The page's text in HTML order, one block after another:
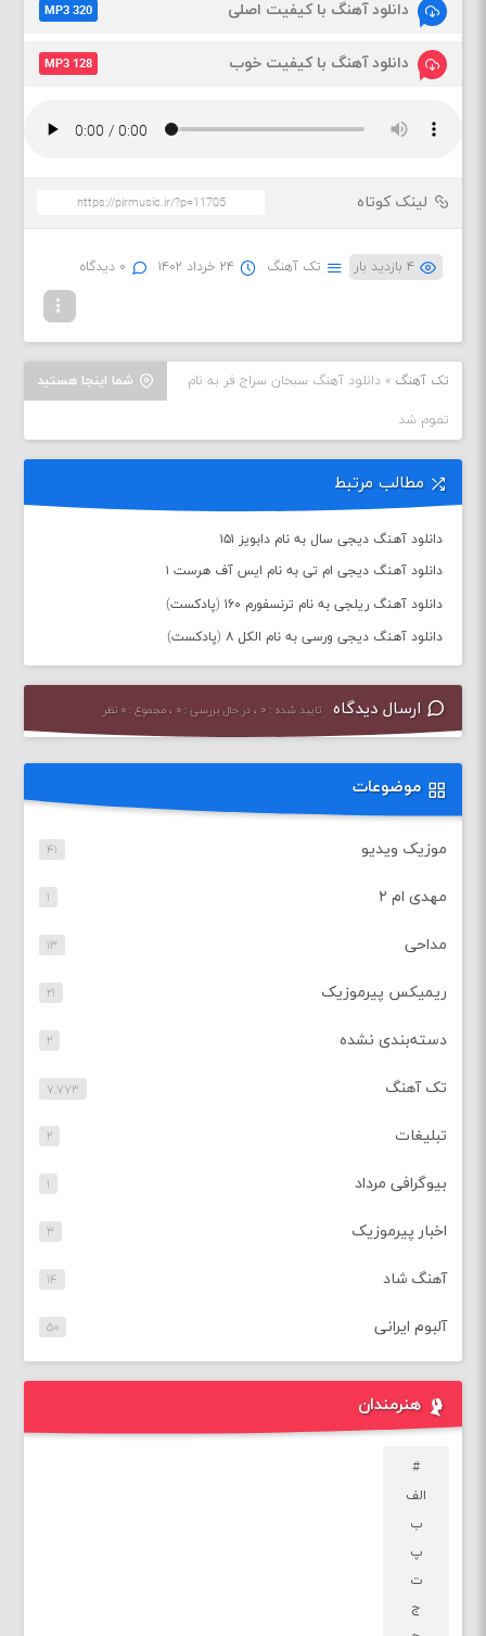
دانلود آهنگ با کیفیت اصلی MP3 320
دانلود آهنگ با کیفیت خوب MP3 128
لینک کوتاه
۴ بازدید بار تک آهنگ ۲۴ خرداد ۱۴۰۲ ۰ دیدگاه
شما اینجا هستید تک آهنگ »دانلود آهنگ سبحان سراج فر به نام
تموم شد
مطالب مرتبط
دانلود آهنگ دیجی سال به نام دابویز ۱۵۱
دانلود آهنگ دیجی ام تی به نام ایس آف هرست ۱
دانلود آهنگ ریلجی به نام ترنسفورم ۱۶۰ (پادکست)
دانلود آهنگ دیجی ورسی به نام الکل ۸ (پادکست)
ارسال دیدگاه تایید شده : ۰ ، در حال بررسی : ۰ ، مجموع : ۰ نظر
موضوعات
موزیک ویدیو ۴۱
مهدی ام ۲ ۱
مداحی ۱۳
ریمیکس پیرموزیک ۲۱
دسته‌بندی نشده ۲
تک آهنگ ۷,۷۷۳
تبلیغات ۲
بیوگرافی مرداد ۱
اخبار پیرموزیک ۳
آهنگ شاد ۱۴
آلبوم ایرانی ۵۰
هنرمندان
#
الف
ب
پ
ت
ج